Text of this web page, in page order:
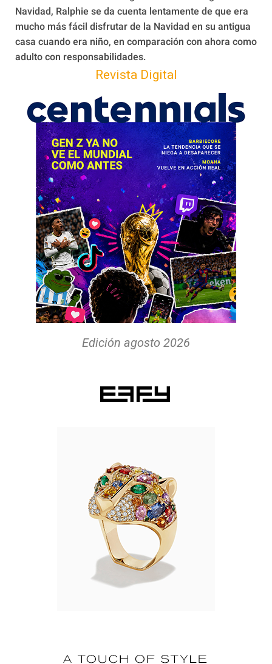
Navidad, Ralphie se da cuenta lentamente de que era
mucho más fácil disfrutar de la Navidad en su antigua
casa cuando era niño, en comparación con ahora como
adulto con responsabilidades.
Revista Digital
Edición agosto 2026